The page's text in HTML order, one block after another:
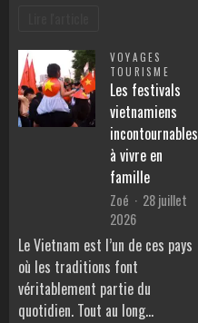
VOYAGES
TOURISME
Les festivals
vietnamiens
incontournables
à vivre en
famille
Zoé
28 juillet
2026
Le Vietnam est l’un de ces pays
où les traditions font
véritablement partie du
quotidien. Tout au long…